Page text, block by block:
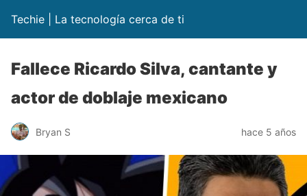
Techie | La tecnología cerca de ti
Fallece Ricardo Silva, cantante y
actor de doblaje mexicano
Bryan S hace 5 años